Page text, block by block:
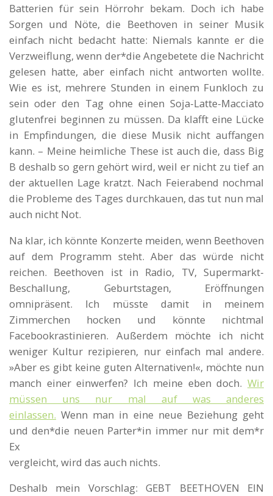
Batterien für sein Hörrohr bekam. Doch ich habe
Sorgen und Nöte, die Beethoven in seiner Musik
einfach nicht bedacht hatte: Niemals kannte er die
Verzweiflung, wenn der*die Angebetete die Nachricht
gelesen hatte, aber einfach nicht antworten wollte.
Wie es ist, mehrere Stunden in einem Funkloch zu
sein oder den Tag ohne einen Soja-Latte-Macciato
glutenfrei beginnen zu müssen. Da klafft eine Lücke
in Empfindungen, die diese Musik nicht auffangen
kann. – Meine heimliche These ist auch die, dass Big
B deshalb so gern gehört wird, weil er nicht zu tief an
der aktuellen Lage kratzt. Nach Feierabend nochmal
die Probleme des Tages durchkauen, das tut nun mal
auch nicht Not.
Na klar, ich könnte Konzerte meiden, wenn Beethoven
auf dem Programm steht. Aber das würde nicht
reichen. Beethoven ist in Radio, TV, Supermarkt-
Beschallung, Geburtstagen, Eröffnungen
omnipräsent. Ich müsste damit in meinem
Zimmerchen hocken und könnte nichtmal
Facebookrastinieren. Außerdem möchte ich nicht
weniger Kultur rezipieren, nur einfach mal andere.
»Aber es gibt keine guten Alternativen!«, möchte nun
manch einer einwerfen? Ich meine eben doch. Wir
müssen uns nur mal auf was anderes
einlassen. Wenn man in eine neue Beziehung geht
und den*die neuen Parter*in immer nur mit dem*r
Ex
vergleicht, wird das auch nichts.
Deshalb mein Vorschlag: GEBT BEETHOVEN EIN